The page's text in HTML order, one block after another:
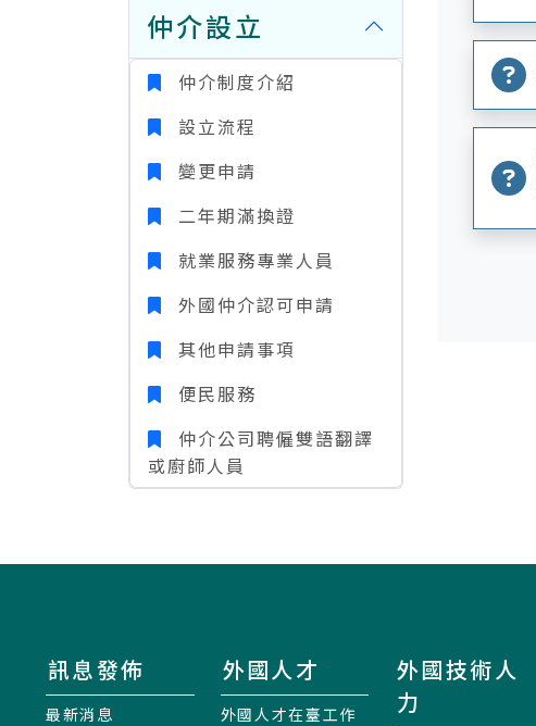
仲介設立
仲介制度介紹
設立流程
變更申請
二年期滿換證
就業服務專業人員
外國仲介認可申請
其他申請事項
便民服務
仲介公司聘僱雙語翻譯
或廚師人員
訊息發佈
最新消息
外國人才
外國人才在臺工作
外國技術人
力